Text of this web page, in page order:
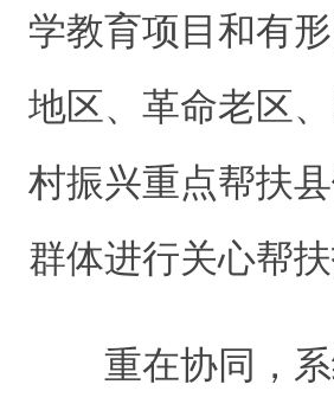
学教育项目和有
地区、革命老区
村振兴重点帮扶
群体进行关心帮扶
重在协同，